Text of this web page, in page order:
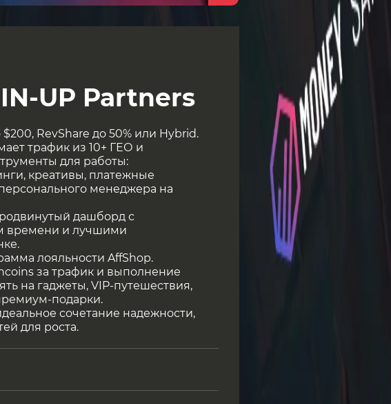
UP Partners
RevShare до 50% или Hybrid.
трафик из 10+ ГЕО и
для работы:
креативы, платежные
менеджера на
дашборд с
времени и лучшими
лояльности AffShop.
за трафик и выполнение
на гаджеты, VIP-путешествия,
подарки.
сочетание надежности,
для роста.